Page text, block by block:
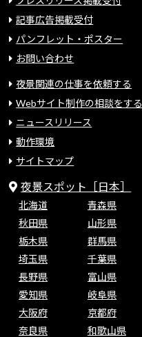
記事広告掲載受付
パンフレット・ポスター
お問い合わせ
夜景関連の仕事を依頼する
Webサイト制作の相談をする
ニュースリリース
動作環境
サイトマップ
夜景スポット［日本］
北海道 青森県
秋田県
山形県
栃木県
群馬県
埼玉県
千葉県
長野県
富山県
愛知県
岐阜県
大阪府
京都府
奈良県
和歌山県